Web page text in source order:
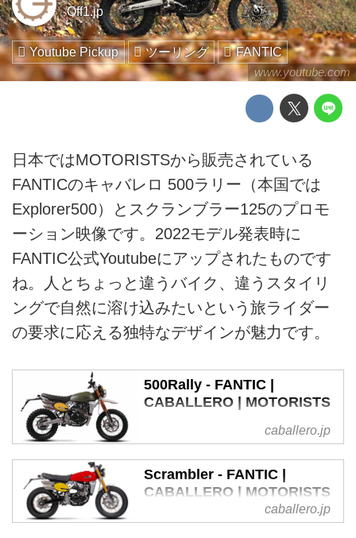
www.youtube.com
Off1.jp
Youtube Pickup ツーリング FANTIC
日本ではMOTORISTSから販売されている
FANTICのキャバレロ 500ラリー（本国では
Explorer500）とスクランブラー125のプロモ
ーション映像です。2022モデル発表時に
FANTIC公式Youtubeにアップされたものです
ね。人とちょっと違うバイク、違うスタイリ
ングで自然に溶け込みたいという旅ライダー
の要求に応える独特なデザインが魅力です。
500Rally - FANTIC |
CABALLERO | MOTORISTS
ハイマウントされたフェンダー、
長いストロークのサスペンション
で、美しい外観を保ちつつ、悪
路・舗装路での操作性を高めた、
本物の冒険へと誘うラリーマシ
caballero.jp
Scrambler - FANTIC |
CABALLERO | MOTORISTS
軽量な車体にレスポンスのいいエ
caballero.jp